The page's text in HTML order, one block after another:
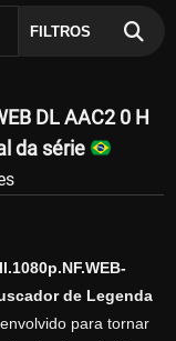
FILTROS
DL AAC2 0 H
da série
de Legenda
para tornar